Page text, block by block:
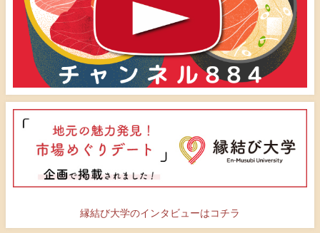
縁結び大学のインタビューはコチラ